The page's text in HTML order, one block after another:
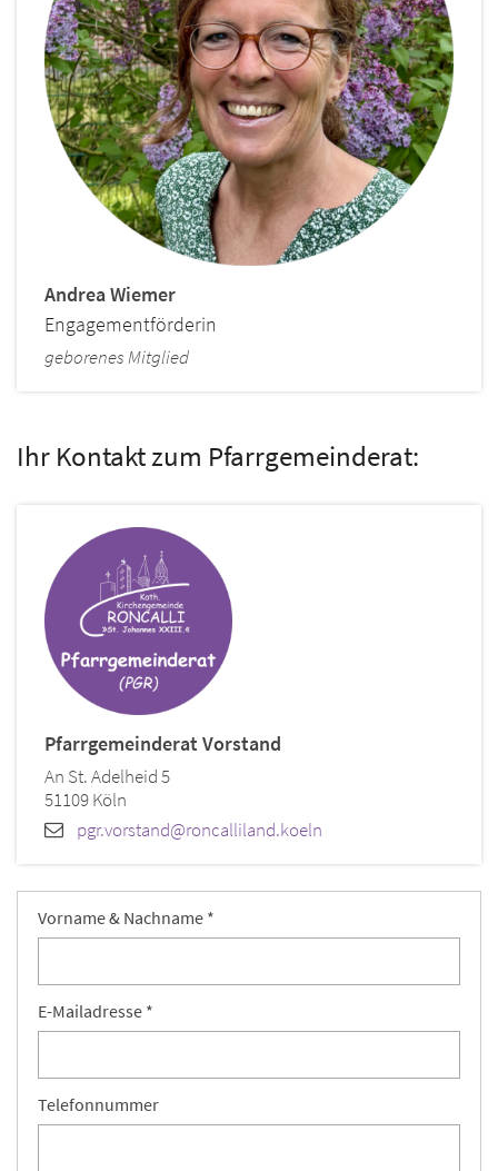
AndreaWiemer
Engagementförderin
geborenes Mitglied
Ihr Kontakt zum Pfarrgemeinderat:
Pfarrgemeinderat Vorstand
An St. Adelheid 5
51109Köln
pgr.vorstand@roncalliland.koeln
Vorname & Nachname *
E-Mailadresse *
Telefonnummer